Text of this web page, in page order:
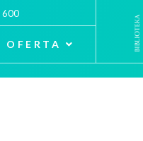
600
OFERTA